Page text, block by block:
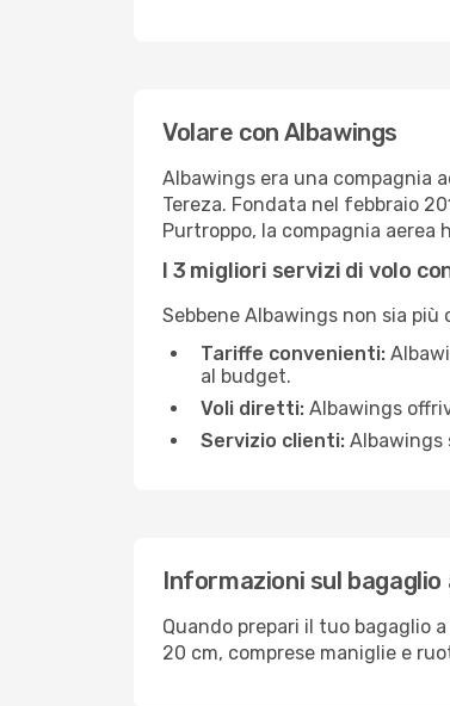
Volare con Albawings
Albawings era una compagnia
Tereza. Fondata nel febbraio
Purtroppo, la compagnia aerea
I 3 migliori servizi di volo
Sebbene Albawings non sia
Tariffe convenienti:
al budget.
Voli diretti: Albawings
Servizio clienti: Albawings
Informazioni sul bagaglio
Quando prepari il tuo bagaglio
20 cm, comprese maniglie e